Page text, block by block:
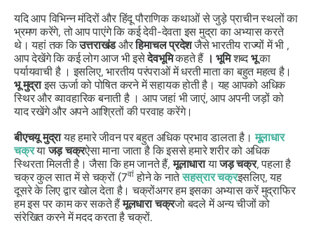
यदि आप विभिन्न मंदिरों और हिंदू पौराणिक कथाओं से जुड़े प्राचीन स्थलों का
भ्रमण करेंगे, तो आप पाएंगे कि कई देवी-देवता इसमुद्राका अभ्यास करते
थे। यहां तक ​​किउत्तराखंडऔरहिमाचलप्रदेशजैसे भारतीय राज्यों में भी ,
आप देखेंगे कि कई लोग आज भी इसेदेवभूमिकहते हैं । भूमिशब्दभूका
पर्यायवाची है । इसलिए, भारतीय परंपराओं में धरती माता का बहुत महत्व है।
भूमुद्राइस ऊर्जा को पोषित करने में सहायक होती है। यह आपको अधिक
स्थिर और व्यावहारिक बनाती है । आप जहां भी जाएं, आप अपनी जड़ों को
याद रखेंगे और अपने आश्रितों की परवाह करेंगे।
बीएचयूमुद्रायह हमारे जीवन पर बहुत अधिक प्रभाव डालता है।मूलाधार
चक्रयाजड़चक्रऐसा माना जाता है कि इससे हमारे शरीर को अधिक
स्थिरता मिलती है। जैसा कि हम जानते हैं,मूलाधारायाजड़चक्र, पहला है
चक्रकुल सात में सेचक्रों (7वां होने के नातेसहस्रारचक्रइसलिए, यह
दूसरे के लिए द्वार खोल देता है।चक्रोंअगर हम इसका अभ्यास करेंमुद्राफिर
हम इस पर काम कर सकते हैंमूलधाराचक्रजो बदले में अन्य चीजों को
संरेखित करने में मदद करता हैचक्रों.